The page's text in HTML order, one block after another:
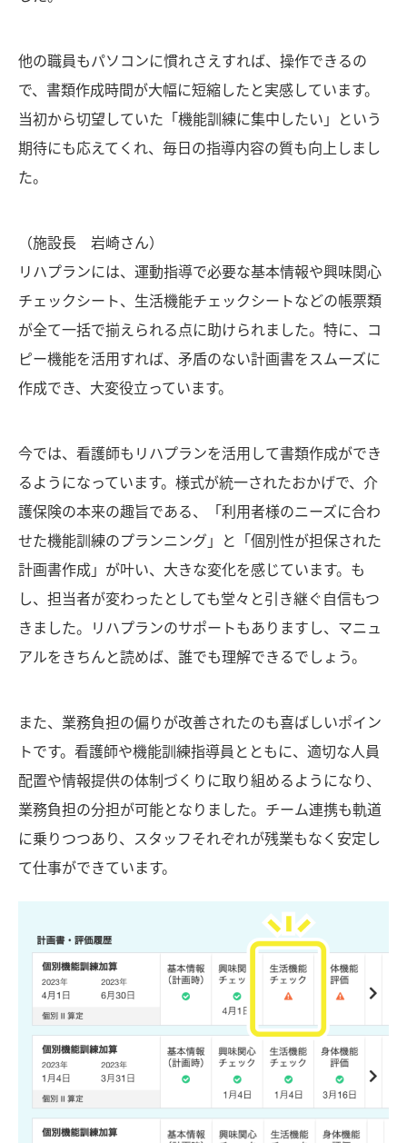
他の職員もパソコンに慣れさえすれば、操作できるの
で、書類作成時間が大幅に短縮したと実感しています。
当初から切望していた「機能訓練に集中したい」という
期待にも応えてくれ、毎日の指導内容の質も向上しまし
た。
（施設長 岩崎さん）
リハプランには、運動指導で必要な基本情報や興味関心
チェックシート、生活機能チェックシートなどの帳票類
が全て一括で揃えられる点に助けられました。特に、コ
ピー機能を活用すれば、矛盾のない計画書をスムーズに
作成でき、大変役立っています。
今では、看護師もリハプランを活用して書類作成ができ
るようになっています。様式が統一されたおかげで、介
護保険の本来の趣旨である、「利用者様のニーズに合わ
せた機能訓練のプランニング」と「個別性が担保された
計画書作成」が叶い、大きな変化を感じています。も
し、担当者が変わったとしても堂々と引き継ぐ自信もつ
きました。リハプランのサポートもありますし、マニュ
アルをきちんと読めば、誰でも理解できるでしょう。
また、業務負担の偏りが改善されたのも喜ばしいポイン
トです。看護師や機能訓練指導員とともに、適切な人員
配置や情報提供の体制づくりに取り組めるようになり、
業務負担の分担が可能となりました。チーム連携も軌道
に乗りつつあり、スタッフそれぞれが残業もなく安定し
て仕事ができています。